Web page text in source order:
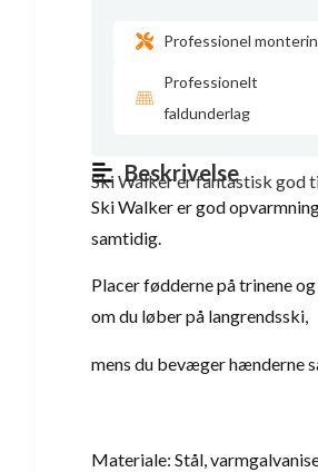
Professionel
Professionelt
faldunderlag
Beskrivelse
Ski Walker er fantastisk
Ski Walker er god
samtidig.
Placer fødderne på trinene
om du løber på langrendsski,
mens du bevæger hænderne
Materiale: Stål,